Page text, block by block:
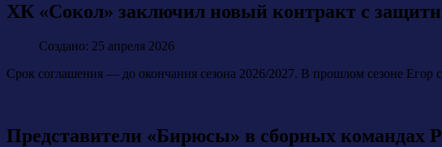
ХК «Сокол» заключил новый контракт с
Создано: 25 апреля 2026
Срок соглашения — до окончания сезона 2026/2027. В прошлом сезоне Егор
Представители «Бирюсы» в сборных командах